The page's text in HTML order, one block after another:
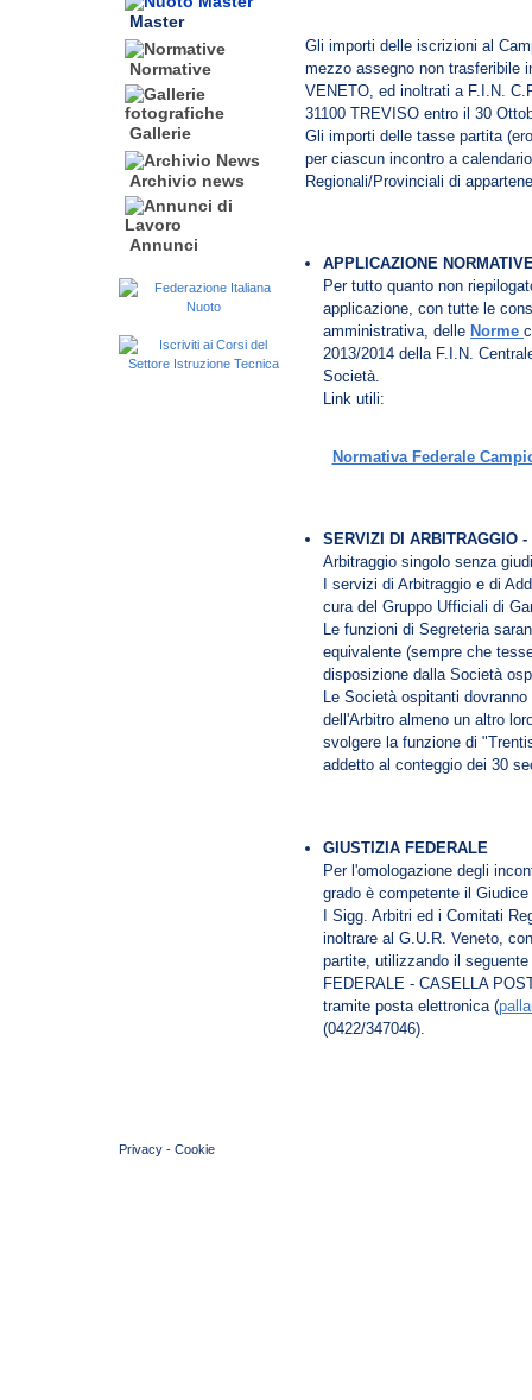
Master
Normative
Gallerie
Archivio news
Annunci
Gli importi delle iscrizioni al
mezzo assegno non trasferibile
VENETO, ed inoltrati a F.I.N.
31100 TREVISO entro il 30
Gli importi delle tasse partita
per ciascun incontro a
Regionali/Provinciali di
APPLICAZIONE
Per tutto quanto non
applicazione, con tutte le
amministrativa, delle Norme
2013/2014 della F.I.N.
Società.
Link utili:
Normativa Federale
SERVIZI DI ARBITRAGGIO -
Arbitraggio singolo senza
I servizi di Arbitraggio e di
cura del Gruppo Ufficiali di
Le funzioni di Segreteria
equivalente (sempre che
disposizione dalla Società
Le Società ospitanti
dell'Arbitro almeno un altro
svolgere la funzione di
addetto al conteggio dei 30
GIUSTIZIA FEDERALE
Per l'omologazione degli
grado è competente il
I Sigg. Arbitri ed i Comitati
inoltrare al G.U.R. Veneto,
partite, utilizzando il
FEDERALE - CASELLA
tramite posta elettronica (
(0422/347046).
Privacy - Cookie